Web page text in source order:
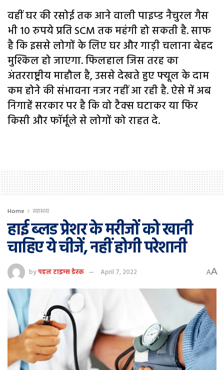
वहीं घर की रसोई तक आने वाली पाइप्ड नैचुरल गैस
भी 10 रुपये प्रति SCM तक महंगी हो सकती है. साफ
है कि इससे लोगों के लिए घर और गाड़ी चलाना बेहद
मुश्किल हो जाएगा. फिलहाल जिस तरह का
अंतरराष्ट्रीय माहौल है, उससे देखते हुए फ्यूल के दाम
कम होने की संभावना नजर नहीं आ रही है. ऐसे में अब
निगाहें सरकार पर है कि वो टैक्स घटाकर या फिर
किसी और फॉर्मूले से लोगों को राहत दे.
Home स्वास्थ्य
हाई ब्लड प्रेशर के मरीजों को खानी
चाहिए ये चीजें, नहीं होगी परेशानी
byपहल टाइम्स डेस्क April 7, 2022 AA